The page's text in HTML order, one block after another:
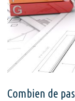
Combien de